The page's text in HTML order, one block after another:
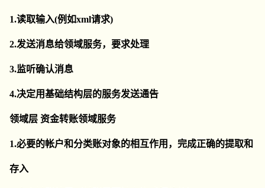
1.读取输入(例如xml请求)
2.发送消息给领域服务，要求处理
3.监听确认消息
4.决定用基础结构层的服务发送通告
领域层 资金转账领域服务
1.必要的帐户和分类账对象的相互作用，完成正确的提取和
存入